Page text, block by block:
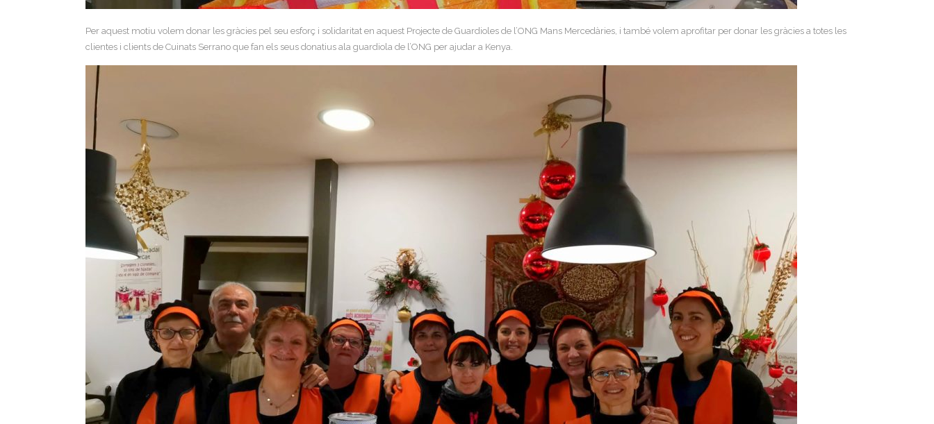
Per aquest motiu volem donar les gràcies pel seu esforç i solidaritat en aquest Projecte de Guardioles de l’ONG Mans Mercedàries, i també volem aprofitar per donar les gràcies a totes les
clientes i clients de Cuinats Serrano que fan els seus donatius ala guardiola de l’ONG per ajudar a Kenya.